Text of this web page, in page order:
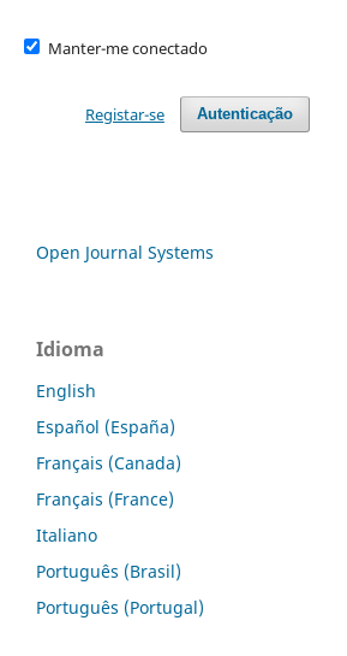
Manter-me conectado
Autenticação
Registar-se
Open Journal Systems
Idioma
English
Español (España)
Français (Canada)
Français (France)
Italiano
Português (Brasil)
Português (Portugal)